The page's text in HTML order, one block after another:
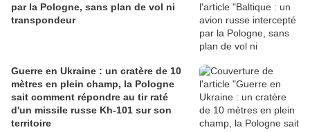
par la Pologne, sans plan de vol ni
transpondeur
Guerre en Ukraine : un cratère de 10
mètres en plein champ, la Pologne
sait comment répondre au tir raté
d'un missile russe Kh-101 sur son
territoire